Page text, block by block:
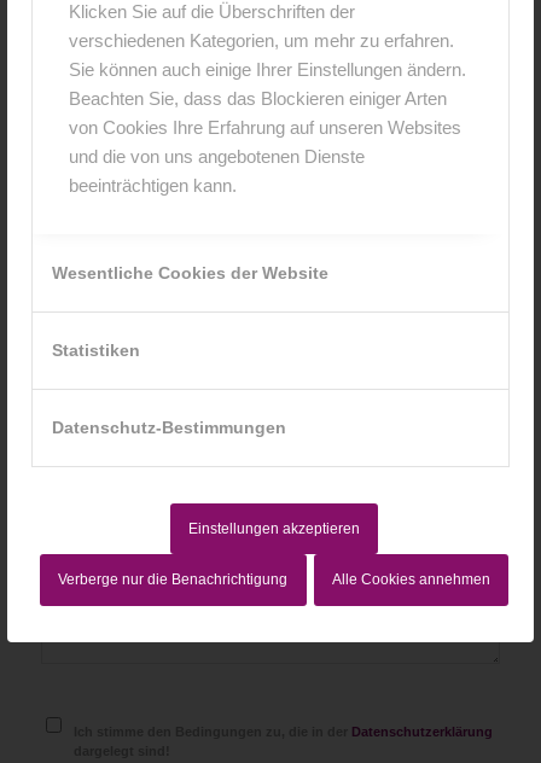
Klicken Sie auf die Überschriften der
verschiedenen Kategorien, um mehr zu erfahren.
Sie können auch einige Ihrer Einstellungen ändern.
Beachten Sie, dass das Blockieren einiger Arten
von Cookies Ihre Erfahrung auf unseren Websites
und die von uns angebotenen Dienste
beeinträchtigen kann.
Wesentliche Cookies der Website
Statistiken
Datenschutz-Bestimmungen
Einstellungen akzeptieren
Verberge nur die Benachrichtigung Alle Cookies annehmen
0
KOMMENTARE
Hinterlasse einen Kommentar
An der Diskussion beteiligen?
Hinterlasse uns deinen Kommentar!
Datenschutzerklärung